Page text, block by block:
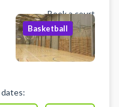
Book a court
Basketball